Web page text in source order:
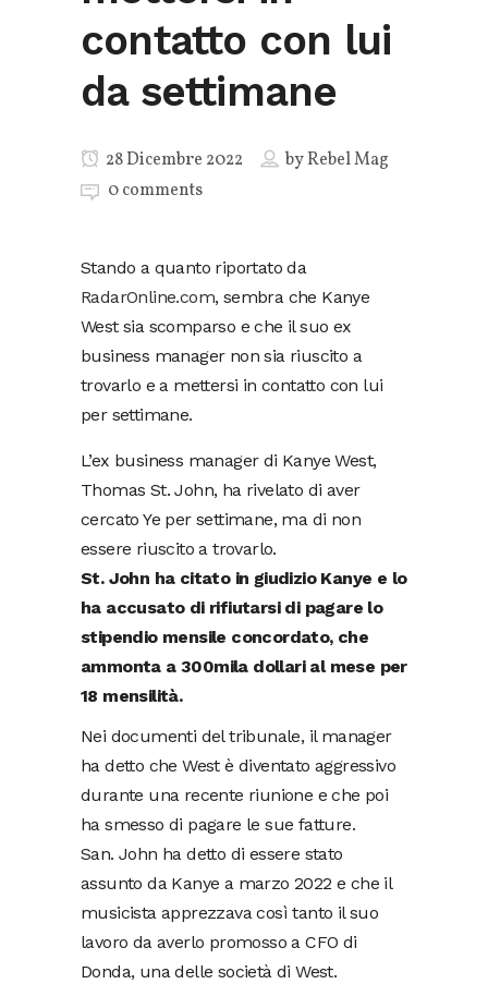
contatto con lui
da settimane
28 Dicembre 2022 byRebel Mag
0 comments
Stando a quanto riportato da
RadarOnline.com, sembra che Kanye
West sia scomparso e che il suo ex
business manager non sia riuscito a
trovarlo e a mettersi in contatto con lui
per settimane.
L’ex business manager di Kanye West,
Thomas St. John, ha rivelato di aver
cercato Ye per settimane, ma di non
essere riuscito a trovarlo.
St. John ha citato in giudizio Kanye e lo
ha accusato di rifiutarsi di pagare lo
stipendio mensile concordato, che
ammonta a 300mila dollari al mese per
18 mensilità.
Nei documenti del tribunale, il manager
ha detto che West è diventato aggressivo
durante una recente riunione e che poi
ha smesso di pagare le sue fatture.
San. John ha detto di essere stato
assunto da Kanye a marzo 2022 e che il
musicista apprezzava così tanto il suo
lavoro da averlo promosso a CFO di
Donda, una delle società di West.